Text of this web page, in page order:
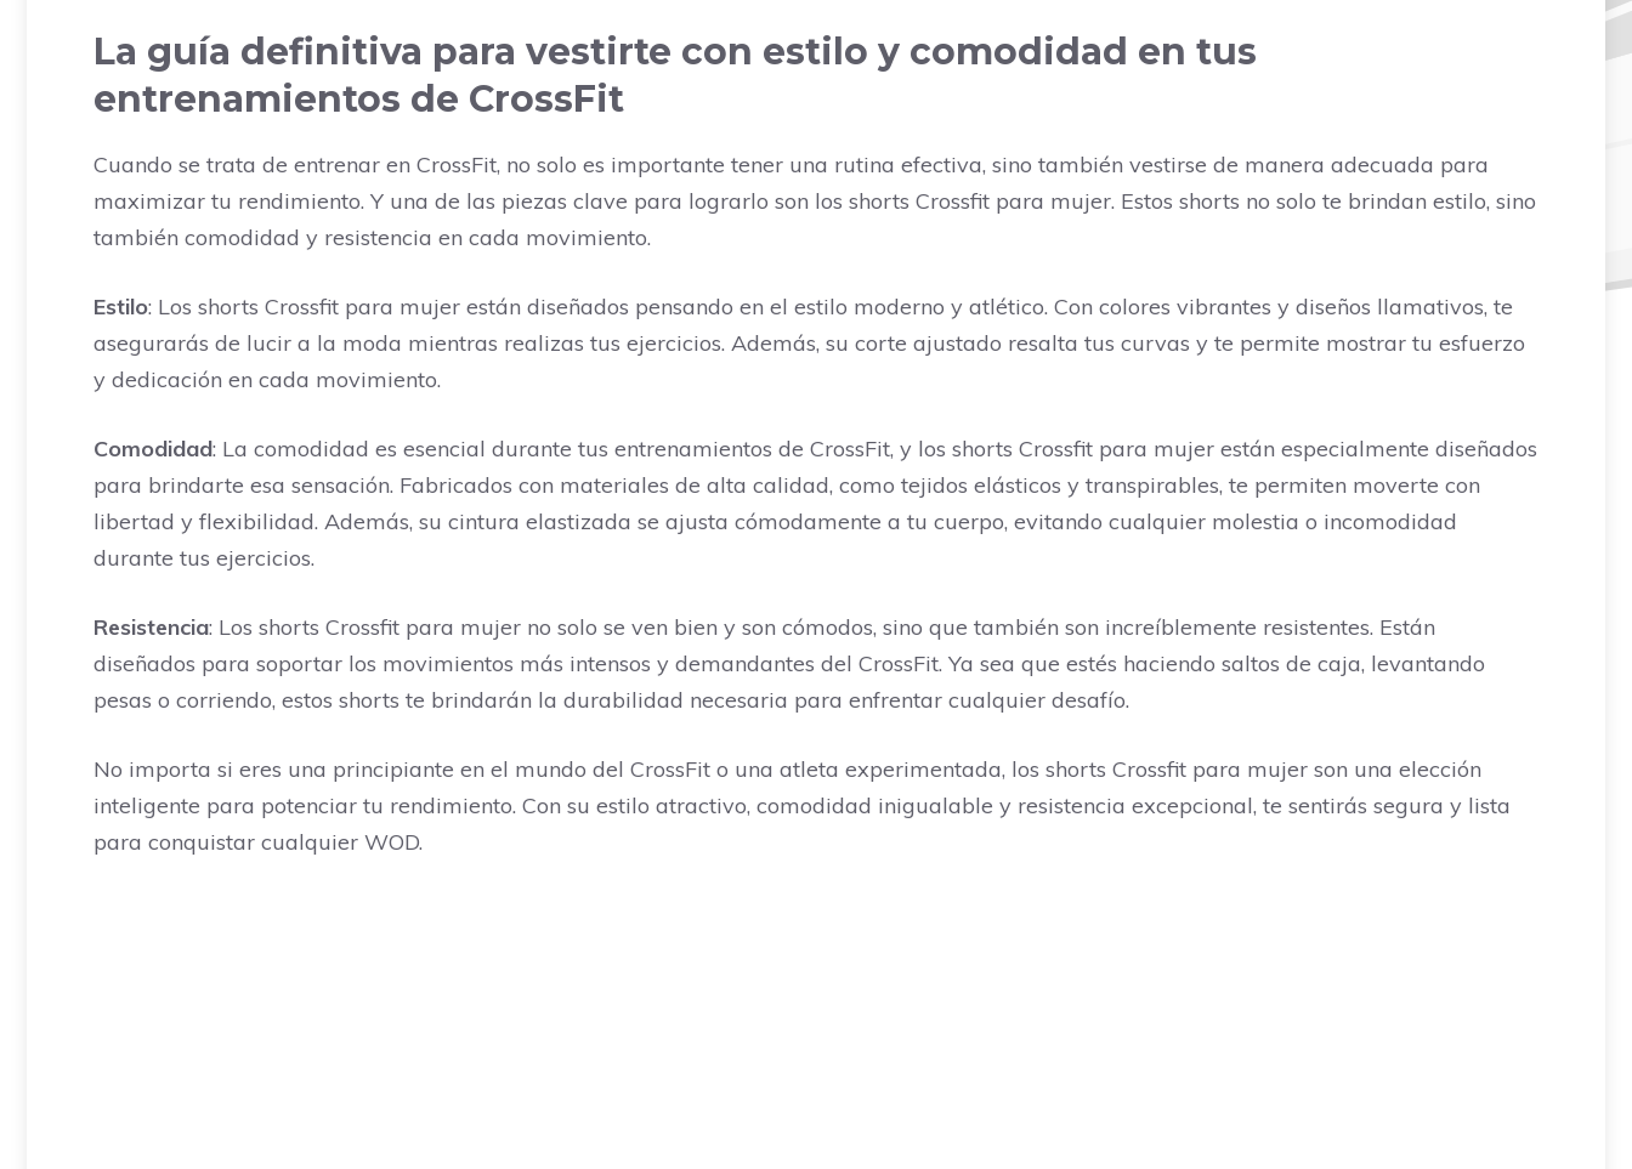
La guía definitiva para vestirte con estilo y comodidad en tus
entrenamientos de CrossFit
Cuando se trata de entrenar en CrossFit, no solo es importante tener una rutina efectiva, sino también vestirse de manera adecuada para
maximizar tu rendimiento. Y una de las piezas clave para lograrlo son los shorts Crossfit para mujer. Estos shorts no solo te brindan estilo, sino
también comodidad y resistencia en cada movimiento.
Estilo: Los shorts Crossfit para mujer están diseñados pensando en el estilo moderno y atlético. Con colores vibrantes y diseños llamativos, te
asegurarás de lucir a la moda mientras realizas tus ejercicios. Además, su corte ajustado resalta tus curvas y te permite mostrar tu esfuerzo
y dedicación en cada movimiento.
Comodidad: La comodidad es esencial durante tus entrenamientos de CrossFit, y los shorts Crossfit para mujer están especialmente diseñados
para brindarte esa sensación. Fabricados con materiales de alta calidad, como tejidos elásticos y transpirables, te permiten moverte con
libertad y flexibilidad. Además, su cintura elastizada se ajusta cómodamente a tu cuerpo, evitando cualquier molestia o incomodidad
durante tus ejercicios.
Resistencia: Los shorts Crossfit para mujer no solo se ven bien y son cómodos, sino que también son increíblemente resistentes. Están
diseñados para soportar los movimientos más intensos y demandantes del CrossFit. Ya sea que estés haciendo saltos de caja, levantando
pesas o corriendo, estos shorts te brindarán la durabilidad necesaria para enfrentar cualquier desafío.
No importa si eres una principiante en el mundo del CrossFit o una atleta experimentada, los shorts Crossfit para mujer son una elección
inteligente para potenciar tu rendimiento. Con su estilo atractivo, comodidad inigualable y resistencia excepcional, te sentirás segura y lista
para conquistar cualquier WOD.